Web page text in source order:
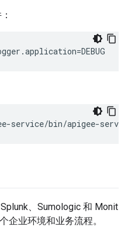
service/bin/apigee-
、Sumologic 和 Monit
企业环境和业务流程。